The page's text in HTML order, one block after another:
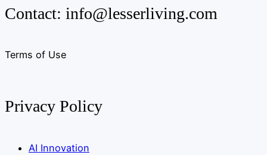
Contact: info@lesserliving.com
Terms of Use
Privacy Policy
AI Innovation